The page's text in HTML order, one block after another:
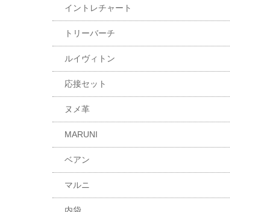
イントレチャート
トリーバーチ
ルイヴィトン
応接セット
ヌメ革
MARUNI
ベアン
マルニ